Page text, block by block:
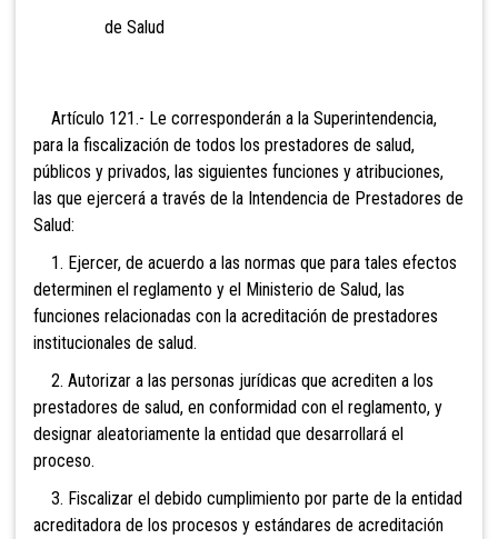
de Salud
Artículo 121.- Le corresponderán a la Superintendencia,
para la fiscalización de todos los prestadores de salud,
públicos y privados, las siguientes funciones y atribuciones,
las que ejercerá a través de la Intendencia de Prestadores de
Salud:
1. Ejercer, de acuerdo a las normas que para tales efectos
determinen el reglamento y el Ministerio de Salud, las
funciones relacionadas con la acreditación de prestadores
institucionales de salud.
2. Autorizar a las personas jurídicas que acrediten a los
prestadores de salud, en conformidad con el reglamento, y
designar aleatoriamente la entidad que desarrollará el
proceso.
3. Fiscalizar el debido cumplimiento por parte de la entidad
acreditadora de los procesos y estándares de acreditación